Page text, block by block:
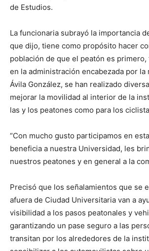
de Estudios.
La funcionaria subrayó la importancia
que dijo, tiene como propósito hacer
población de que el peatón es primero,
en la administración encabezada por la
Ávila González, se han realizado
mejorar la movilidad al interior de la
las y los peatones como para los
“Con mucho gusto participamos en
beneficia a nuestra Universidad, les
nuestros peatones y en general a la
Precisó que los señalamientos que se
afuera de Ciudad Universitaria van a
visibilidad a los pasos peatonales y
garantizando un pase seguro a las
transitan por los alrededores de la